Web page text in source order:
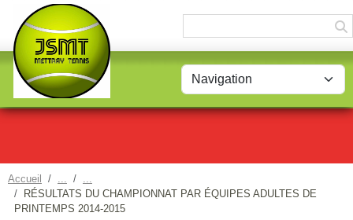
Accueil
RÉSULTATS DU CHAMPIONNAT PAR ÉQUIPES ADULTES DE
PRINTEMPS 2014-2015
Panneau de gestion des cookies